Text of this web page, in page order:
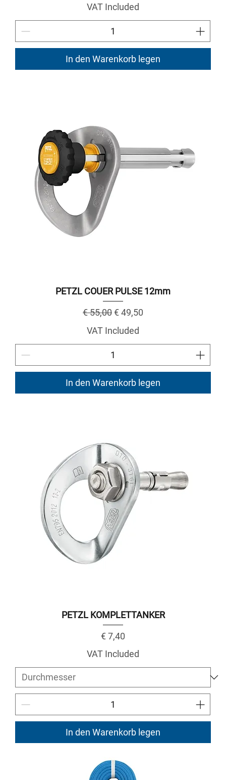
VAT Included
In den Warenkorb legen
PETZL COUER PULSE 12mm
Regular Price
€ 55,00Sale Price
€ 49,50
VAT Included
In den Warenkorb legen
PETZL KOMPLETTANKER
Price
€ 7,40
VAT Included
In den Warenkorb legen